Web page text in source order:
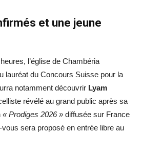
et une jeune
l’église de Chambéria
lauréat du Concours Suisse pour la
notamment découvrir Lyam
révélé au grand public après sa
« Prodiges 2026 » diffusée sur France
sera proposé en entrée libre au